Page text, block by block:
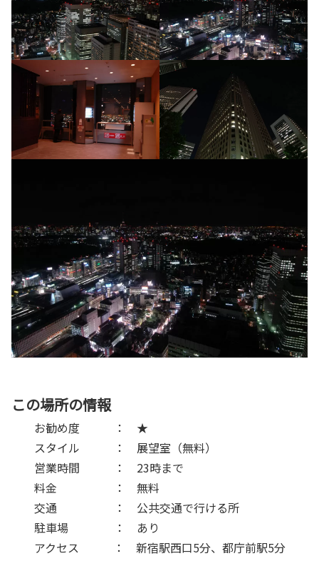
この場所の情報
お勧め度 ： ★
スタイル ： 展望室（無料）
営業時間 ： 23時まで
料金 ： 無料
交通 ： 公共交通で行ける所
駐車場 ： あり
アクセス ： 新宿駅西口5分、都庁前駅5分